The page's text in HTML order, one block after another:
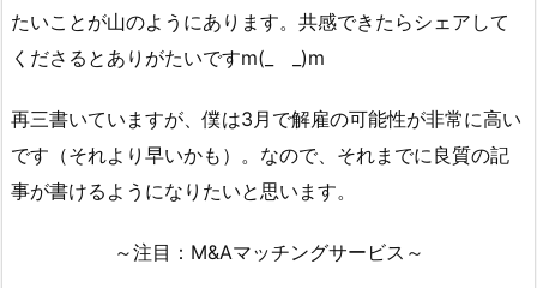
たいことが山のようにあります。共感できたらシェアして
くださるとありがたいですm(_ _)m
再三書いていますが、僕は3月で解雇の可能性が非常に高い
です（それより早いかも）。なので、それまでに良質の記
事が書けるようになりたいと思います。
～注目：M&Aマッチングサービス～